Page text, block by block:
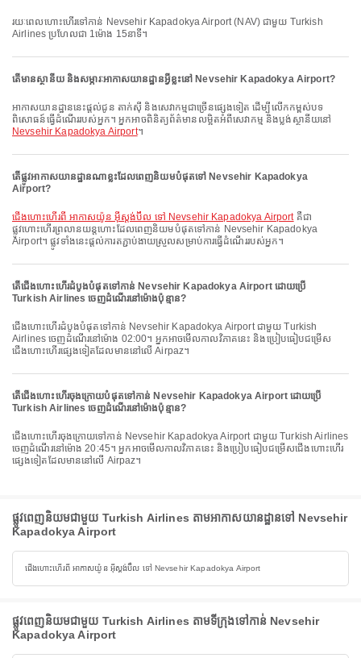
រយៈពេលហោះហើរទៅកាន់ Nevsehir Kapadokya Airport (NAV) ជាមួយ Turkish
Airlines ប្រហែលជា 1ម៉ោង 15នាទី។
តើមានស្ថានីយ និងសម្ភារៈអាកាសយានដ្ឋានអ្វីខ្លះនៅ Nevsehir Kapadokya Airport?
អាកាសយានដ្ឋាននេះផ្តល់ជូន តាក់ស៊ី និងសេវាកម្មជាច្រើនផ្សេងទៀត ដើម្បីលើកកម្ពស់បទ
ពិសោធន៍ធ្វើដំណើររបស់អ្នក។ អ្នកអាចពិនិត្យព័ត៌មានលម្អិតអំពីសេវាកម្ម និងប្លង់ស្ថានីយនៅ
Nevsehir Kapadokya Airport។
តើផ្លូវអាកាសយានដ្ឋានណាខ្លះដែលពេញនិយមបំផុតទៅ Nevsehir Kapadokya
Airport?
ជើងហោះហើរពី អាកាសយ៉ូន អ៊ីស្តង់ប៊ឺល ទៅ Nevsehir Kapadokya Airportគឺជា
ផ្លូវហោះហើរព្រលានយន្តហោះដែលពេញនិយមបំផុតទៅកាន់ Nevsehir Kapadokya
Airport។ ផ្លូវទាំងនេះផ្តល់ការតភ្ជាប់ងាយស្រួលសម្រាប់ការធ្វើដំណើររបស់អ្នក។
តើជើងហោះហើរដំបូងបំផុតទៅកាន់ Nevsehir Kapadokya Airport ដោយប្រើ
Turkish Airlines ចេញដំណើរនៅម៉ោងប៉ុន្មាន?
ជើងហោះហើរដំបូងបំផុតទៅកាន់ Nevsehir Kapadokya Airport ជាមួយ Turkish
Airlines ចេញដំណើរនៅម៉ោង 02:00។ អ្នកអាចមើលកាលវិភាគនេះ និងប្រៀបធៀបជម្រើស
ជើងហោះហើរផ្សេងទៀតដែលមាននៅលើ Airpaz។
តើជើងហោះហើរចុងក្រោយបំផុតទៅកាន់ Nevsehir Kapadokya Airport ដោយប្រើ
Turkish Airlines ចេញដំណើរនៅម៉ោងប៉ុន្មាន?
ជើងហោះហើរចុងក្រោយទៅកាន់ Nevsehir Kapadokya Airport ជាមួយ Turkish Airlines
ចេញដំណើរនៅម៉ោង 20:45។ អ្នកអាចមើលកាលវិភាគនេះ និងប្រៀបធៀបជម្រើសជើងហោះហើរ
ផ្សេងទៀតដែលមាននៅលើ Airpaz។
ផ្លូវពេញនិយមជាមួយ Turkish Airlines តាមអាកាសយានដ្ឋានទៅ Nevsehir
Kapadokya Airport
ជើងហោះហើរពី អាកាសយ៉ូន អ៊ីស្តង់ប៊ឺល ទៅ Nevsehir Kapadokya Airport
ផ្លូវពេញនិយមជាមួយ Turkish Airlines តាមទីក្រុងទៅកាន់ Nevsehir
Kapadokya Airport